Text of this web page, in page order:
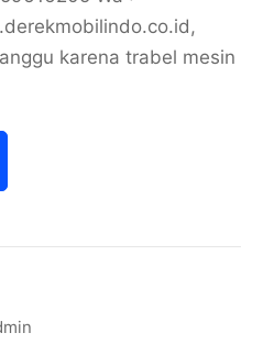
karena trabel mesin